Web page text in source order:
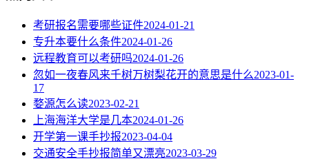
考研报名需要哪些证件2024-01-21
专升本要什么条件2024-01-26
远程教育可以考研吗2024-01-26
忽如一夜春风来千树万树梨花开的意思是什么2023-01-
17
婺源怎么读2023-02-21
上海海洋大学是几本2024-01-26
开学第一课手抄报2023-04-04
交通安全手抄报简单又漂亮2023-03-29